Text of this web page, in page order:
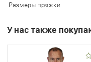
Размеры пряжки
У нас также